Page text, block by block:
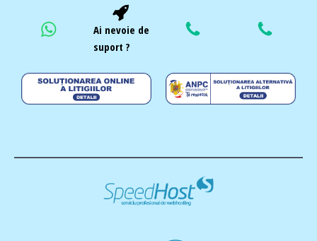
Ai nevoie de
suport ?